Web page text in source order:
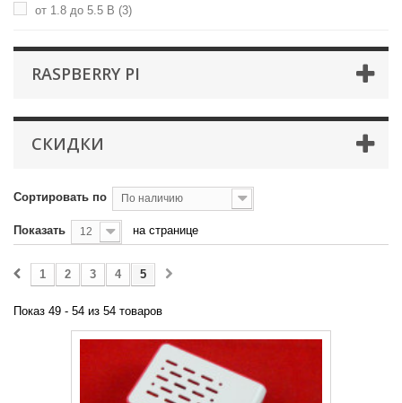
от 1.8 до 5.5 В (3)
RASPBERRY PI
СКИДКИ
Сортировать по По наличию
Показать 12 на странице
1 2 3 4 5
Показ 49 - 54 из 54 товаров